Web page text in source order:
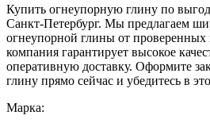
Купить огнеупорную глину по
Санкт-Петербург. Мы предлагаем
огнеупорной глины от
компания гарантирует высокое
оперативную доставку. Оформите
глину прямо сейчас и убедитесь в
Марка: